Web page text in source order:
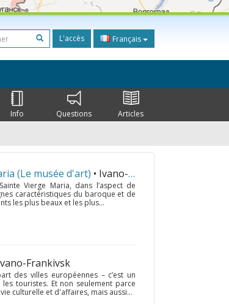
L'accès Français
Info Questions Articles
(Le musée d'art) • Ivano-Frankivsk
Vierge Maria, dans l’aspect de
caractéristiques du baroque et de
les plus beaux et les plus...
Frankivsk
des villes européennes – c’est un
touristes. Et non seulement parce
culturelle et d'affaires, mais aussi...